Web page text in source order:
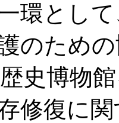
環とし
のため
史博物
修復に